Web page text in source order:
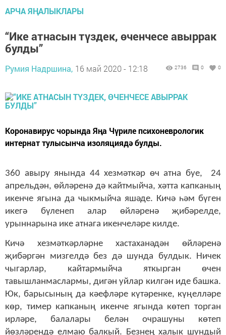
АРЧА ЯҢАЛЫКЛАРЫ
“Ике атнасын түздек, өченчесе авыррак
булды”
Румия Надршина, 16 май 2020 - 12:18 2736 0 0
​​​​​​​Коронавирус чорында Яңа Чүриле психоневрологик
интернат тулысынча изоляциядә булды.
360 авыру янында 44 хезмәткәр өч атна буе, 24
апрельдән, өйләренә дә кайтмыйча, хәтта капканың
икенче ягына да чыкмыйча яшәде. Кичә һәм бүген
икегә бүленеп алар өйләренә җибәрелде,
урыннарына ике атнага икенчеләре килде.
Кичә хезмәткәрләрне хастаханәдән өйләренә
җибәргән мизгелдә без дә шунда булдык. Ничек
чыгарлар, кайтармыйча яткырган өчен
тавышланмаслармы, дигән уйлар килгән иде башка.
Юк, барысының да кәефләре күтәренке, күңелләре
көр, тимер капканың икенче ягында көтеп торган
ирләре, балалары белән очрашуны көтеп
йөзләрендә елмаю балкый. Безнең халык шундый